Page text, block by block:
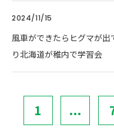
2024/11/15
風車ができたらヒグマが
り北海道が稚内で学習会
1 ...